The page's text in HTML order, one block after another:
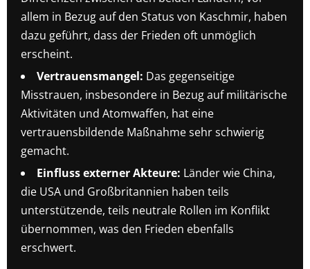
allem in Bezug auf den Status von Kaschmir, haben
dazu geführt, dass der Frieden oft unmöglich
erscheint.
Vertrauensmangel: Das gegenseitige
Misstrauen, insbesondere in Bezug auf militärische
Aktivitäten und Atomwaffen, hat eine
vertrauensbildende Maßnahme sehr schwierig
gemacht.
Einfluss externer Akteure: Länder wie China,
die USA und Großbritannien haben teils
unterstützende, teils neutrale Rollen im Konflikt
übernommen, was den Frieden ebenfalls
erschwert.